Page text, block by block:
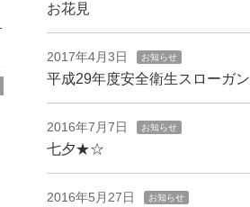
お花見
2017年4月3日 お知らせ
平成29年度安全衛生スローガン
2016年7月7日 お知らせ
七夕★☆
2016年5月27日 お知らせ